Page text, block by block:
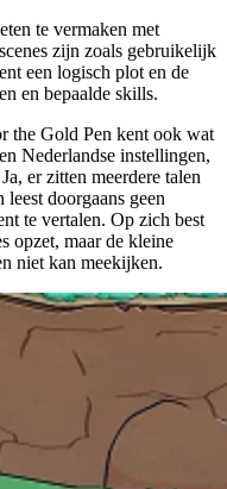
te vermaken met
zijn zoals gebruikelijk
een logisch plot en de
en bepaalde skills.
the Gold Pen kent ook wat
Nederlandse instellingen,
er zitten meerdere talen
doorgaans geen
te vertalen. Op zich best
opzet, maar de kleine
niet kan meekijken.